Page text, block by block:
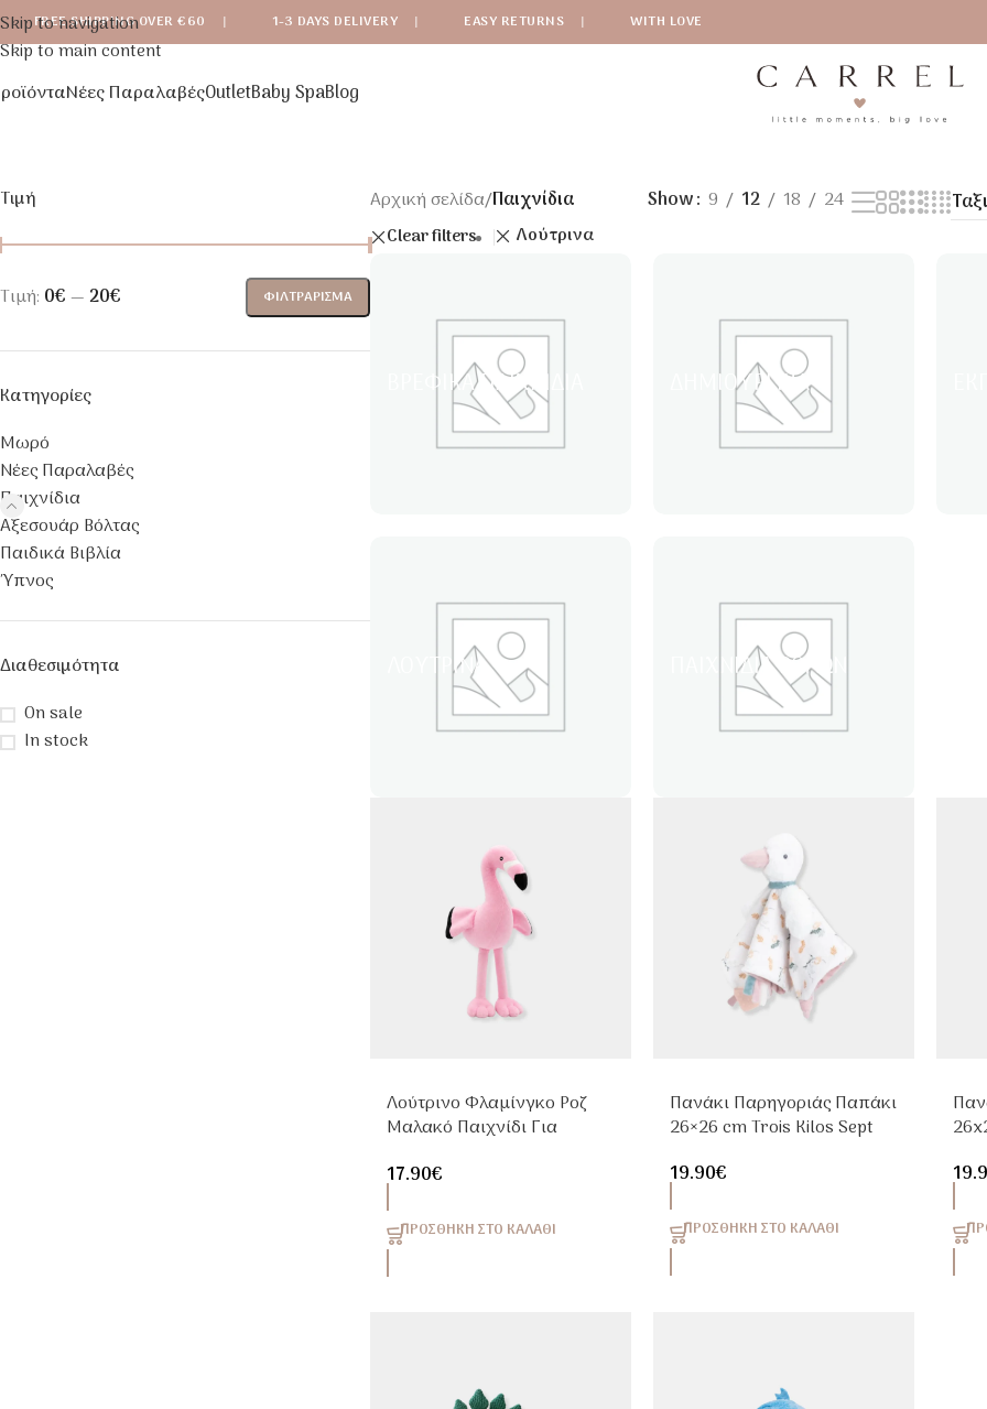
Skip to navigation
Skip to main content
FREE SHIPPING OVER €60 | 1-3 DAYS DELIVERY | EASY RETURNS | WITH LOVE
Νέες ΠαραλαβέςOutletBaby SpaBlog
Τιμή
ΦΙΛΤΡΆΡΙΣΜΑ
Τιμή: 0€—20€
Κατηγορίες
Μωρό
Νέες Παραλαβές
Παιχνίδια
Αξεσουάρ Βόλτας
Παιδικά Βιβλία
Ύπνος
Διαθεσιμότητα
On sale
In stock
Αρχική σελίδα/Παιχνίδια Show 9 12 18 24
Clear filters Λούτρινα
ΒΡΕΦΙΚΆ ΠΑΙΧΝΊΔΙΑ ΔΗΜΙΟΥΡΓΙΚΆ
ΛΟΎΤΡΙΝΑ ΠΑΙΧΝΊΔΙΑ ΡΌΛΩΝ
Λούτρινο Φλαμίνγκο Ροζ
Μαλακό Παιχνίδι Για
17.90€
ΠΡΟΣΘΉΚΗ ΣΤΟ ΚΑΛΆΘΙ
Πανάκι Παρηγοριάς Παπάκι
26×26 cm Trois Kilos Sept
19.90€
ΠΡΟΣΘΉΚΗ ΣΤΟ ΚΑΛΆΘΙ